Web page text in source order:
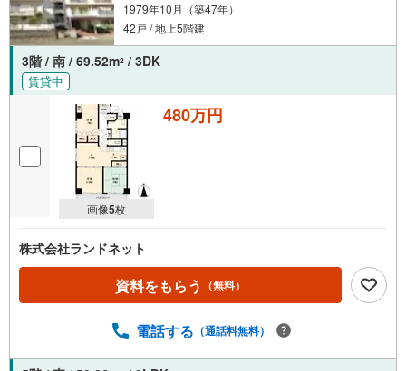
1979年10月（築47年）
42戸 / 地上5階建
3階 / 南 / 69.52m2 / 3DK
賃貸中
画像5枚
480万円
株式会社ランドネット
資料をもらう （無料）
電話する （通話料無料）